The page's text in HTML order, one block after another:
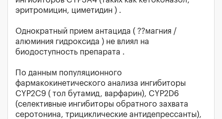
эритромицин, циметидин ) .
Однократный прием антацида ( ??магния /
алюминия гидроксида ) не влиял на
биодоступность препарата .
По данным популяционного
фармакокинетического анализа ингибиторы
CYP2C9 ( тол бутамид, варфарин), CYP2D6
(селективные ингибиторы обратного захвата
серотонина, трициклические антидепрессанты),